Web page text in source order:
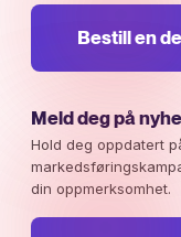
Bestill en
Meld deg på
Hold deg oppdatert
din oppmerksomhet.